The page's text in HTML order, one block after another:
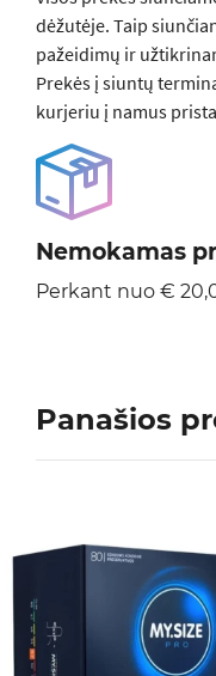
dėžutėje. Taip
pažeidimų ir
Prekės į siuntų
kurjeriu į namus
Nemokamas
Perkant nuo €
Panašios